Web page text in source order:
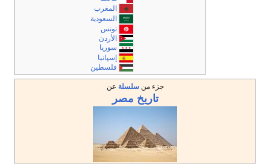
المغرب
السعودية
تونس
الأردن
سوريا
إسپانيا
فلسطين
جزء منسلسلة عن
تاريخ مصر